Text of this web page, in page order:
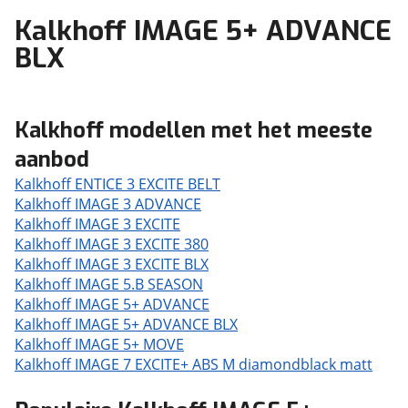
Kalkhoff IMAGE 5+ ADVANCE
BLX
Kalkhoff modellen met het meeste
aanbod
Kalkhoff ENTICE 3 EXCITE BELT
Kalkhoff IMAGE 3 ADVANCE
Kalkhoff IMAGE 3 EXCITE
Kalkhoff IMAGE 3 EXCITE 380
Kalkhoff IMAGE 3 EXCITE BLX
Kalkhoff IMAGE 5.B SEASON
Kalkhoff IMAGE 5+ ADVANCE
Kalkhoff IMAGE 5+ ADVANCE BLX
Kalkhoff IMAGE 5+ MOVE
Kalkhoff IMAGE 7 EXCITE+ ABS M diamondblack matt